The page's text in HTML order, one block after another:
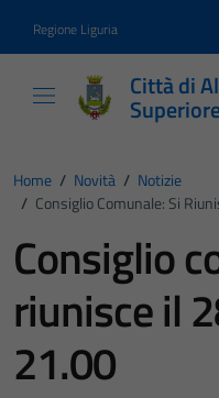
Regione Liguria
Città di
Home / Novità / Notizie
/ Consiglio Comunale: Si
Consiglio
riunisce il
21.00